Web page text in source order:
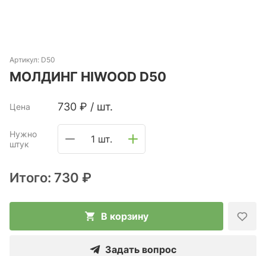
Артикул: D50
МОЛДИНГ HIWOOD D50
Цена 730 ₽ / шт.
Нужно
штук
1 шт.
Итого: 730 ₽
В корзину
Задать вопрос